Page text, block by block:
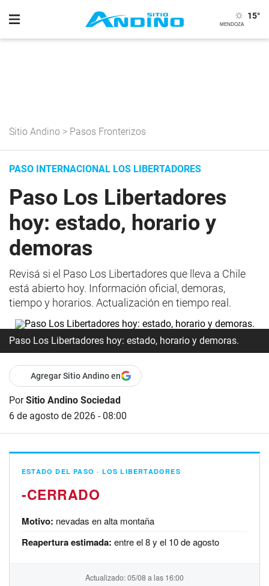
15°
Sitio Andino > Pasos Fronterizos
PASO INTERNACIONAL LOS LIBERTADORES
Paso Los Libertadores
hoy: estado, horario y
demoras
Revisá si el Paso Los Libertadores que lleva a Chile
está abierto hoy. Información oficial, demoras,
tiempo y horarios. Actualización en tiempo real.
Paso Los Libertadores hoy: estado, horario y demoras.
Agregar Sitio Andino en
PorSitio Andino Sociedad
6 de agosto de 2026 - 08:00
ESTADO DEL PASO · LOS LIBERTADORES
-
Motivo: nevadas en alta montaña
Reapertura estimada: entre el 8 y el 10 de agosto
Actualizado: 05/08 a las 16:00